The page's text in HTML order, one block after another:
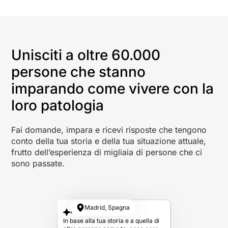
Unisciti a oltre 60.000
persone che stanno
imparando come vivere con la
loro patologia
Fai domande, impara e ricevi risposte che tengono
conto della tua storia e della tua situazione attuale,
frutto dell’esperienza di migliaia di persone che ci
sono passate.
Madrid, Spagna
La tua risposta
In base alla tua storia e a quella di